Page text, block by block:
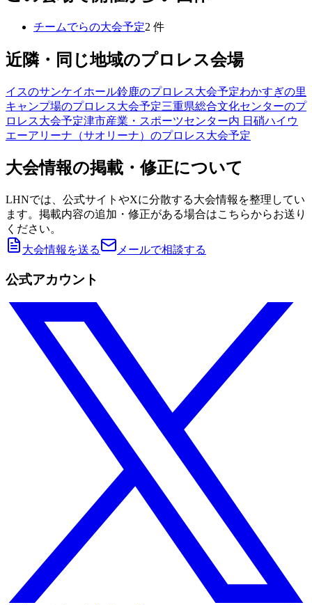
チームでらの大会予定2 件
近隣・同じ地域のプロレス会場
イスのサンケイホール鈴鹿のプロレス大会予定わかすぎの里
キャンプ場のプロレス大会予定三重県総合文化センターのプ
ロレス大会予定津市産業・スポーツセンター内 日硝ハイウ
エーアリーナ（サオリーナ） のプロレス大会予定
大会情報の掲載・修正について
LHNでは、公式サイトやXに分散する大会情報を整理してい
ます。掲載内容の追加・修正がある場合はこちらからお送り
ください。
大会情報を送る
メールで相談する
公式アカウント